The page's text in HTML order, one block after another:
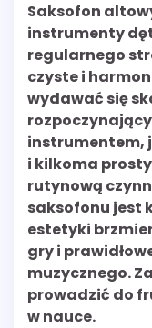
Saksofon
instrumenty
regularnego
czyste i
wydawać się
instrumentem,
i kilkoma
rutynową
saksofonu jest
estetyki
gry i
muzycznego.
prowadzić do
w nauce.